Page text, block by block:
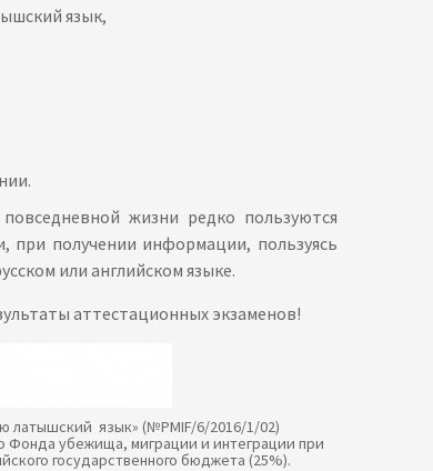
язык,
жизни редко пользуются
при получении информации, пользуясь
или английском языке.
аттестационных экзаменов!
латышский язык» (№PMIF/6/2016/1/02)
Фонда убежища, миграции и интеграции при
государственного бюджета (25%).